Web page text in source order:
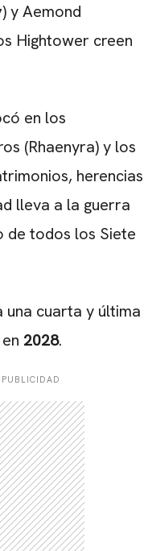
) y Aemond
Hightower creen
en los
(Rhaenyra) y los
herencias
lleva a la guerra
de todos los Siete
una cuarta y última
2028.